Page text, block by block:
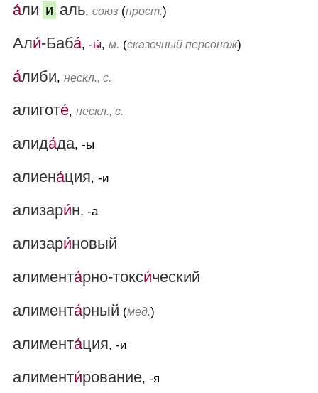
а́ли и аль, союз (прост.)
Али́-Баба́, -ы́, м. (сказочный персонаж)
а́либи, нескл., с.
алиготе́, нескл., с.
алида́да, -ы
алиена́ция, -и
ализари́н, -а
ализари́новый
алимента́рно-токси́ческий
алимента́рный (мед.)
алимента́ция, -и
алименти́рование, -я